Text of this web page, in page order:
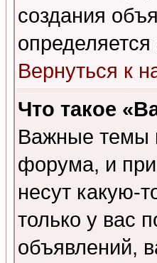
создания
Вернуться к
Что такое
Важные темы
форума, и
несут какую-
только у вас
объявлений,